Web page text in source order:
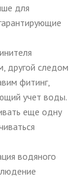
для
другой следом
фитинг,
учет воды.
еще одну
водяного